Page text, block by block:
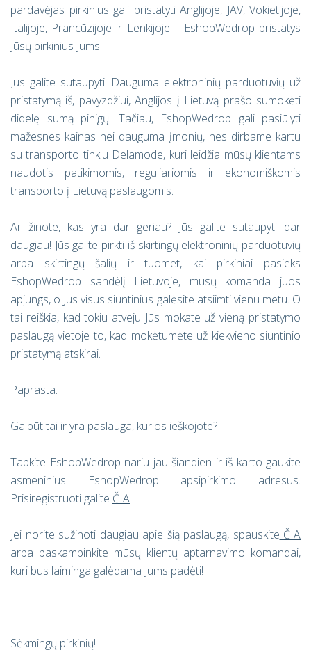
pardavėjas pirkinius gali pristatyti Anglijoje, JAV, Vokietijoje,
Italijoje, Prancūzijoje ir Lenkijoje – EshopWedrop pristatys
Jūsų pirkinius Jums!
Jūs galite sutaupyti! Dauguma elektroninių parduotuvių už
pristatymą iš, pavyzdžiui, Anglijos į Lietuvą prašo sumokėti
didelę sumą pinigų. Tačiau, EshopWedrop gali pasiūlyti
mažesnes kainas nei dauguma įmonių, nes dirbame kartu
su transporto tinklu Delamode, kuri leidžia mūsų klientams
naudotis patikimomis, reguliariomis ir ekonomiškomis
transporto į Lietuvą paslaugomis.
Ar žinote, kas yra dar geriau? Jūs galite sutaupyti dar
daugiau! Jūs galite pirkti iš skirtingų elektroninių parduotuvių
arba skirtingų šalių ir tuomet, kai pirkiniai pasieks
EshopWedrop sandėlį Lietuvoje, mūsų komanda juos
apjungs, o Jūs visus siuntinius galėsite atsiimti vienu metu. O
tai reiškia, kad tokiu atveju Jūs mokate už vieną pristatymo
paslaugą vietoje to, kad mokėtumėte už kiekvieno siuntinio
pristatymą atskirai.
Paprasta.
Galbūt tai ir yra paslauga, kurios ieškojote?
Tapkite EshopWedrop nariu jau šiandien ir iš karto gaukite
asmeninius EshopWedrop apsipirkimo adresus.
Prisiregistruoti galite ČIA
Jei norite sužinoti daugiau apie šią paslaugą, spauskite ČIA
arba paskambinkite mūsų klientų aptarnavimo komandai,
kuri bus laiminga galėdama Jums padėti!
Sėkmingų pirkinių!